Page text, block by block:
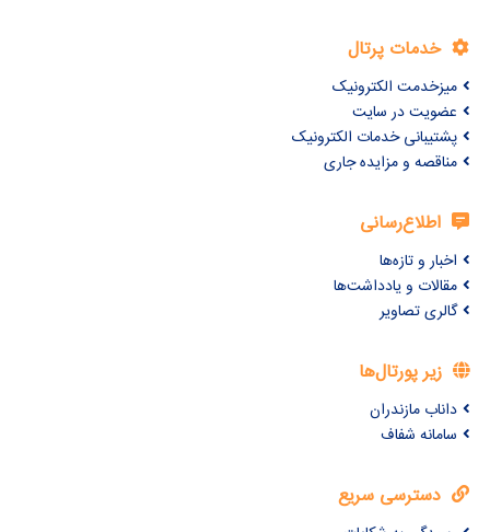
خدمات پرتال
میزخدمت الکترونیک
عضویت در سایت
پشتیبانی خدمات الکترونیک
مناقصه و مزایده جاری
اطلاع‌رسانی
اخبار و تازه‌ها
مقالات و یادداشت‌ها
گالری تصاویر
زیر پورتال‌ها
داناب مازندران
سامانه شفاف
دسترسی سریع